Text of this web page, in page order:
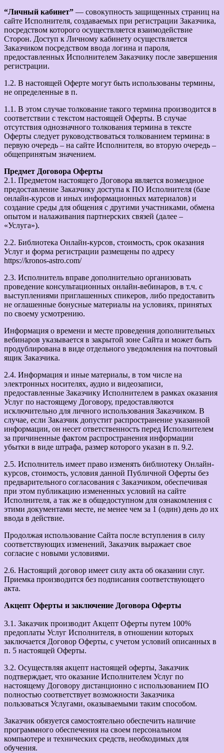
“Личный кабинет” — совокупность защищенных страниц на
сайте Исполнителя, создаваемых при регистрации Заказчика,
посредством которого осуществляется взаимодействие
Сторон. Доступ к Личному кабинету осуществляется
Заказчиком посредством ввода логина и пароля,
предоставленных Исполнителем Заказчику после завершения
регистрации.
1.2. В настоящей Оферте могут быть использованы термины,
не определенные в п.
1.1. В этом случае толкование такого термина производится в
соответствии с текстом настоящей Оферты. В случае
отсутствия однозначного толкования термина в тексте
Оферты следует руководствоваться толкованием термина: в
первую очередь – на сайте Исполнителя, во вторую очередь –
общепринятым значением.
Предмет Договора Оферты
2.1. Предметом настоящего Договора является возмездное
предоставление Заказчику доступа к ПО Исполнителя (базе
онлайн-курсов и иных информационных материалов) и
создание среды для общения с другими участниками, обмена
опытом и налаживания партнерских связей (далее –
«Услуга»).
2.2. Библиотека Онлайн-курсов, стоимость, срок оказания
Услуг и форма регистрации размещены по адресу
https://kronos-astro.com/
2.3. Исполнитель вправе дополнительно организовать
проведение консультационных онлайн-вебинаров, в т.ч. с
выступлениями приглашенных спикеров, либо предоставить
не оглашенные бонусные материалы на условиях, принятых
по своему усмотрению.
Информация о времени и месте проведения дополнительных
вебинаров указывается в закрытой зоне Сайта и может быть
продублирована в виде отдельного уведомления на почтовый
ящик Заказчика.
2.4. Информация и иные материалы, в том числе на
электронных носителях, аудио и видеозаписи,
предоставленные Заказчику Исполнителем в рамках оказания
Услуг по настоящему Договору, предоставляются
исключительно для личного использования Заказчиком. В
случае, если Заказчик допустит распространение указанной
информации, он несет ответственность перед Исполнителем
за причиненные фактом распространения информации
убытки в виде штрафа, размер которого указан в п. 9.2.
2.5. Исполнитель имеет право изменять библиотеку Онлайн-
курсов, стоимость, условия данной Публичной Оферты без
предварительного согласования с Заказчиком, обеспечивая
при этом публикацию измененных условий на сайте
Исполнителя, а так же в общедоступном для ознакомления с
этими документами месте, не менее чем за 1 (один) день до их
ввода в действие.
Продолжая использование Сайта после вступления в силу
соответствующих изменений, Заказчик выражает свое
согласие с новыми условиями.
2.6. Настоящий договор имеет силу акта об оказании слуг.
Приемка производится без подписания соответствующего
акта.
Акцепт Оферты и заключение Договора Оферты
3.1. Заказчик производит Акцепт Оферты путем 100%
предоплаты Услуг Исполнителя, в отношении которых
заключается Договор Оферты, с учетом условий описанных в
п. 5 настоящей Оферты.
3.2. Осуществляя акцепт настоящей оферты, Заказчик
подтверждает, что оказание Исполнителем Услуг по
настоящему Договору дистанционно с использованием ПО
полностью соответствует возможности Заказчика
пользоваться Услугами, оказываемыми таким способом.
Заказчик обязуется самостоятельно обеспечить наличие
программного обеспечения на своем персональном
компьютере и технических средств, необходимых для
обучения.